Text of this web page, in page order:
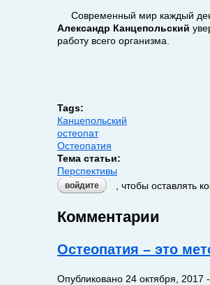
Современный мир каждый
Александр Канцепольский
работу всего организма.
Tags:
Канцепольский
остеопат
Остеопатия
Тема статьи:
Перспективы
войдите , чтобы оставлять
Комментарии
Остеопатия – это
Опубликовано 24 октября, 2017